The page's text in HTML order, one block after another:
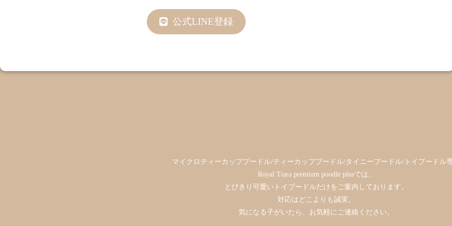
公式LINE登録
マイクロティーカッププードル/ティーカッププードル/タイニープードル/トイプードル
Royal Tiara premium poodle plusでは、
とびきり可愛いトイプードルだけをご案内しております。
対応はどこよりも誠実。
気になる子がいたら、お気軽にご連絡ください。